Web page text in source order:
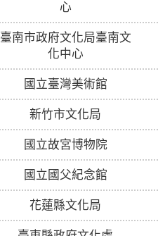
心
臺南市政府文化局臺南文
化中心
國立臺灣美術館
新竹市文化局
國立故宮博物院
國立國父紀念館
花蓮縣文化局